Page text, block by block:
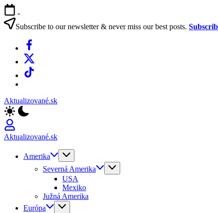
Skip
to
content
-
Subscribe to our newsletter & never miss our best posts.
Facebook
X
TikTok
Aktualizované.sk
Aktualizované.sk
Amerika
Severná Amerika
USA
Mexiko
Južná Amerika
Európa